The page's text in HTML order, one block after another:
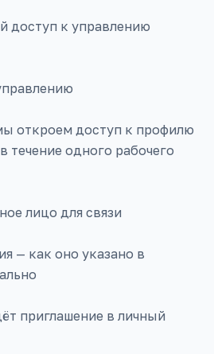
доступ к управлению
откроем доступ к профилю
течение одного рабочего
лицо для связи
— как оно указано в
приглашение в личный